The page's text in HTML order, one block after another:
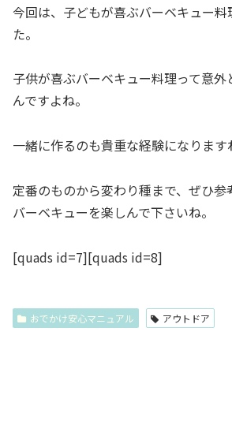
今回は、子どもが喜ぶバーベキュー料
た。
子供が喜ぶバーベキュー料理って意
んですよね。
一緒に作るのも貴重な経験になります
定番のものから変わり種まで、ぜひ参
バーベキューを楽しんで下さいね。
[quads id=7][quads id=8]
おでかけ安心マニュアル アウトドア